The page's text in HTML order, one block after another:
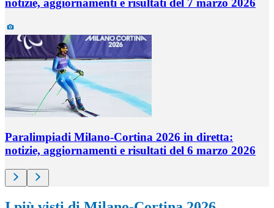
notizie, aggiornamenti e risultati del 7 marzo 2026
Paralimpiadi Milano-Cortina 2026 in diretta:
notizie, aggiornamenti e risultati del 6 marzo 2026